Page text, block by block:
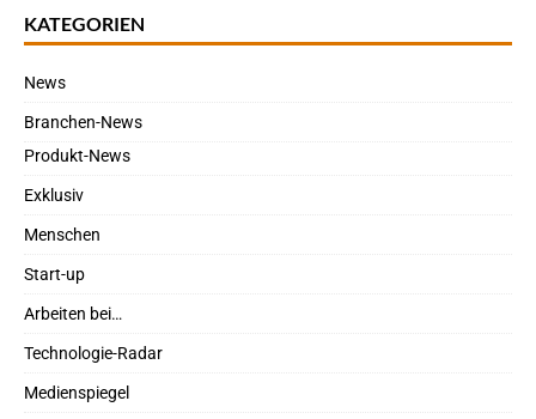
KATEGORIEN
News
Branchen-News
Produkt-News
Exklusiv
Menschen
Start-up
Arbeiten bei…
Technologie-Radar
Medienspiegel